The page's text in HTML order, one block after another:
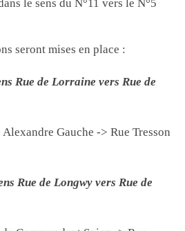
le sens du N°11 vers le N°5
seront mises en place :
Rue de Lorraine vers Rue de
Gauche -> Rue Tresson
Rue de Longwy vers Rue de